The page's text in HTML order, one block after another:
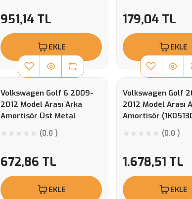
951,14 TL
EKLE
179,04 TL
EKLE
Volkswagen Golf 6 2009-
2012 Model Arası Arka
Amortisör Üst Metal
(0.0 )
672,86 TL
EKLE
Volkswagen Golf
2012 Model Arası
Amortisör
(0.0 )
1.678,51 TL
EKLE